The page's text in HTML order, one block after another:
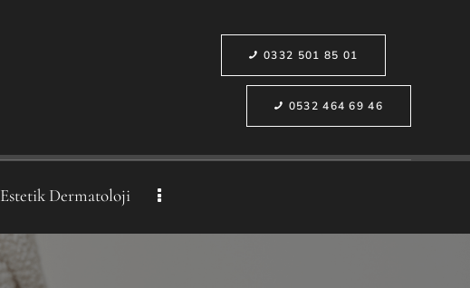
0332 501 85 01
0532 464 69 46
Estetik Dermatoloji